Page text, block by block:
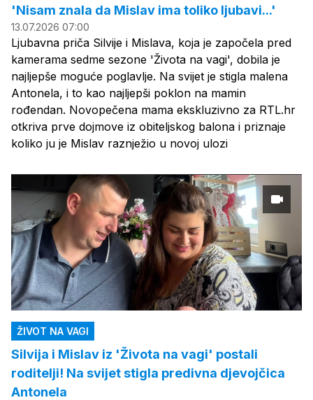
'Nisam znala da Mislav ima toliko ljubavi...'
13.07.2026 07:00
Ljubavna priča Silvije i Mislava, koja je započela pred
kamerama sedme sezone 'Života na vagi', dobila je
najljepše moguće poglavlje. Na svijet je stigla malena
Antonela, i to kao najljepši poklon na mamin
rođendan. Novopečena mama ekskluzivno za RTL.hr
otkriva prve dojmove iz obiteljskog balona i priznaje
koliko ju je Mislav raznježio u novoj ulozi
ŽIVOT NA VAGI
Silvija i Mislav iz 'Života na vagi' postali
roditelji! Na svijet stigla predivna djevojčica
Antonela